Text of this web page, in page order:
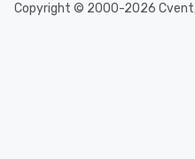
Copyright © 2000-2026